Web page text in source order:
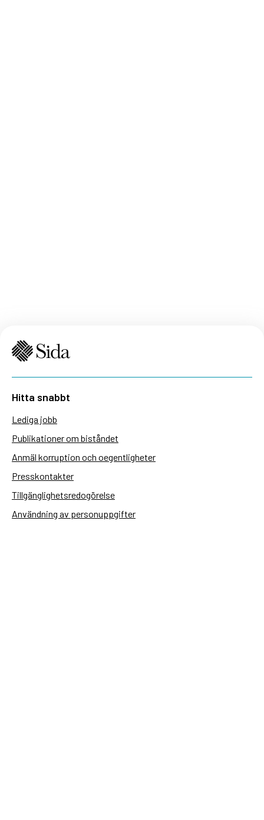
Hitta snabbt
Lediga jobb
Publikationer om biståndet
Anmäl korruption och oegentligheter
Presskontakter
Tillgänglighetsredogörelse
Användning av personuppgifter